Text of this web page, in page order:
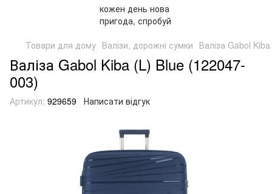
Товари для дому Валізи, дорожні сумки Валіза Gabol
Валіза Gabol Kiba (L) Blue (122047-
003)
Артикул: 929659 Написати відгук